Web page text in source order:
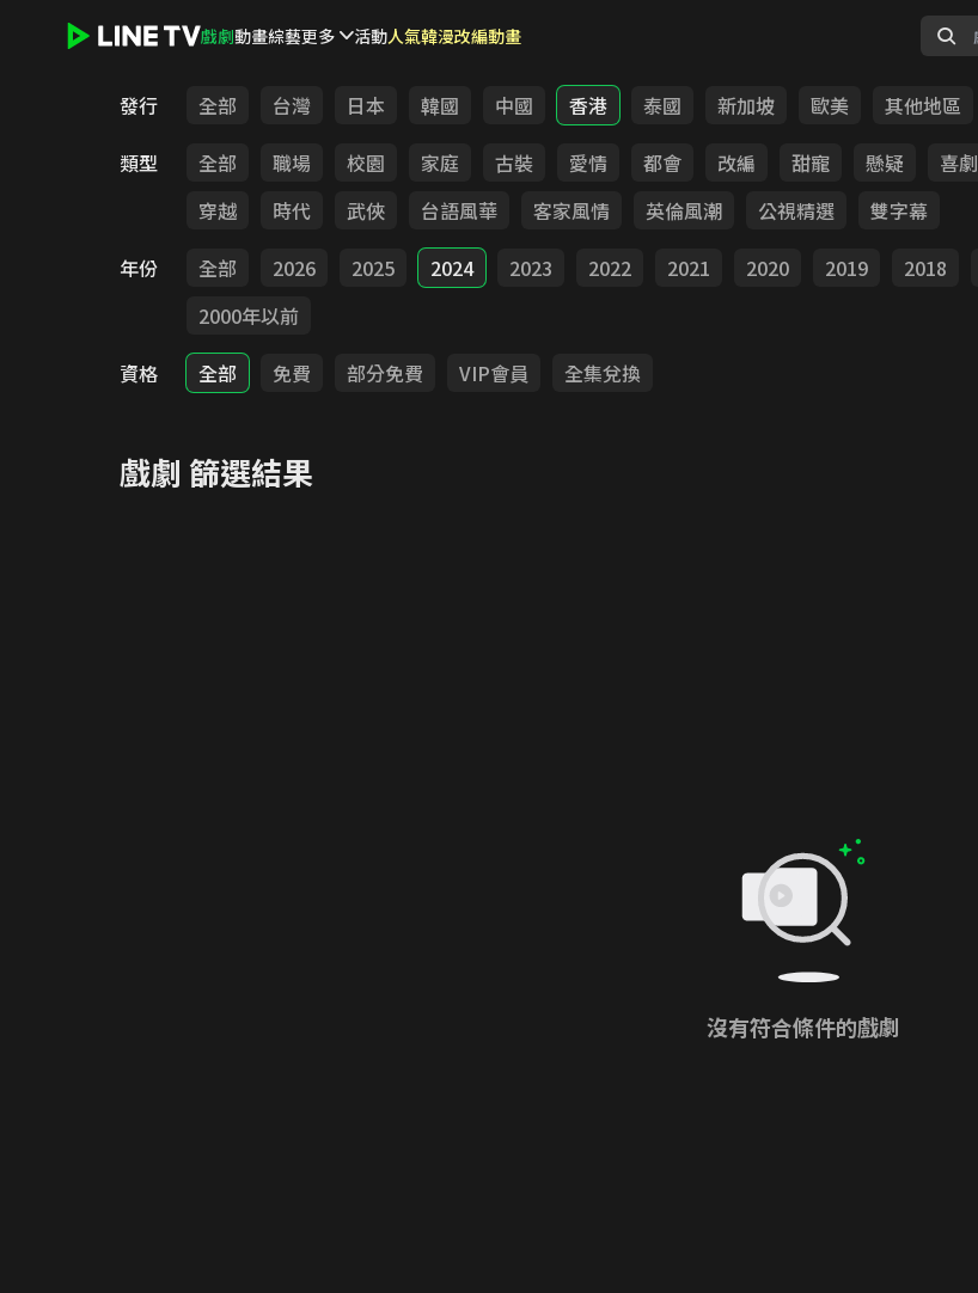
戲劇動畫綜藝更多 活動人氣韓漫改編動畫
發行 全部 台灣 日本 韓國 中國 香港 泰國 新加坡 歐美
其他地區
類型
全部 職場 校園 家庭 古裝 愛情 都會 改編 甜寵 懸疑 喜劇
穿越
時代 武俠 台語風華 客家風情 英倫風潮 公視精選
雙字幕
年份
全部 2026 2025 2024 2023 2022 2021 2020 2019 2018
2000年以前
資格
全部 免費 部分免費 VIP會員 全集兌換
戲劇 篩選結果
沒有符合條件的戲劇